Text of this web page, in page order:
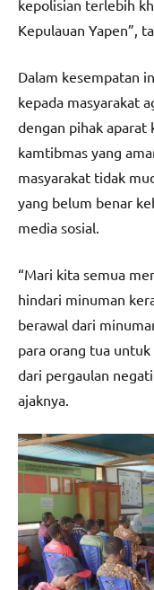
kepolisian terlebih
Kepulauan Yapen”,
Dalam kesempatan
kepada masyarakat
dengan pihak aparat
kamtibmas yang
masyarakat tidak
yang belum benar
media sosial.
“Mari kita semua
hindari minuman
berawal dari
para orang tua
dari pergaulan
ajaknya.